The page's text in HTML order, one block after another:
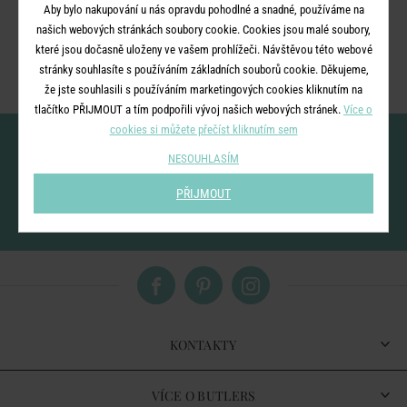
Ale nezoufejte, připravili jsme pro vás rozcestník nejbližších
kategorií.
Nenechte si ujít novinky!
vložením e-mailu souhlasíte sezpracováním osobních údajůpro zasílání našeho
KONTAKTY
VÍCE O BUTLERS
Aby bylo nakupování u nás opravdu pohodlné a snadné, používáme na
našich webových stránkách soubory cookie. Cookies jsou malé soubory,
které jsou dočasně uloženy ve vašem prohlížeči. Návštěvou této webové
stránky souhlasíte s používáním základních souborů cookie. Děkujeme,
že jste souhlasili s používáním marketingových cookies kliknutím na
tlačítko PŘIJMOUT a tím podpořili vývoj našich webových stránek. Více o
cookies si můžete přečíst kliknutím sem
NESOUHLASÍM
PŘIJMOUT